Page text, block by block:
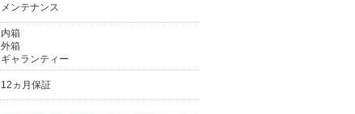
メンテナンス
内箱
外箱
ギャランティー
12ヵ月保証